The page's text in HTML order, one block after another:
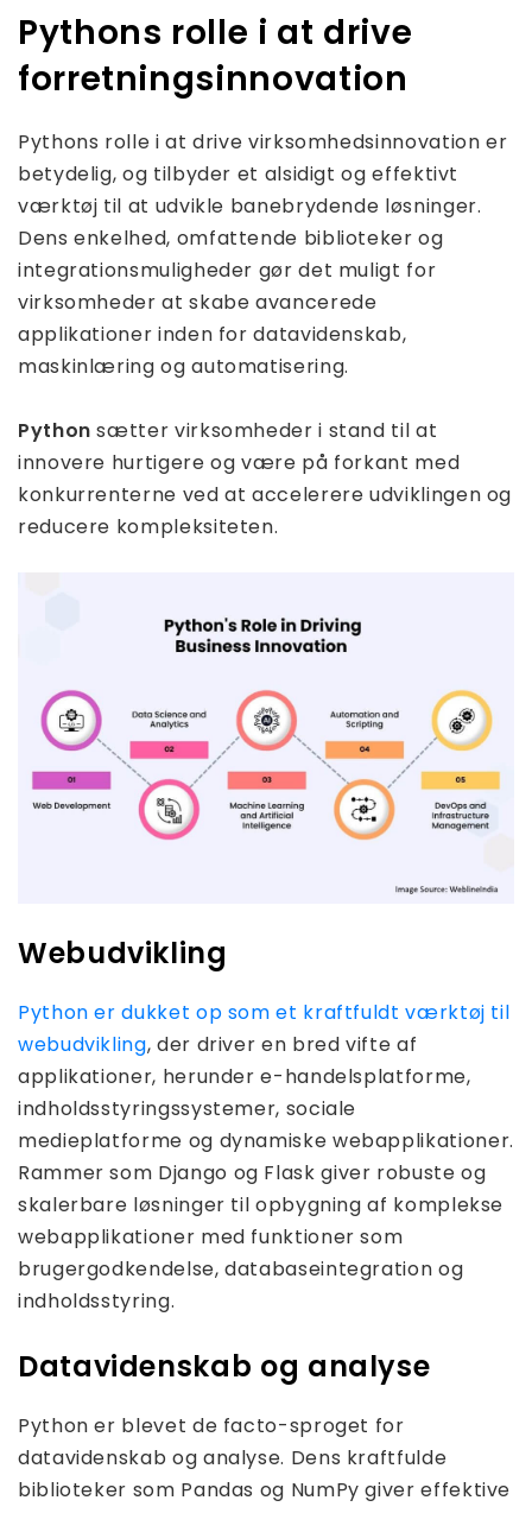
Pythons rolle i at drive
forretningsinnovation
Pythons rolle i at drive virksomhedsinnovation er
betydelig, og tilbyder et alsidigt og effektivt
værktøj til at udvikle banebrydende løsninger.
Dens enkelhed, omfattende biblioteker og
integrationsmuligheder gør det muligt for
virksomheder at skabe avancerede
applikationer inden for datavidenskab,
maskinlæring og automatisering.
Pythonsætter virksomheder i stand til at
innovere hurtigere og være på forkant med
konkurrenterne ved at accelerere udviklingen og
reducere kompleksiteten.
Webudvikling
Python er dukket op som et kraftfuldt værktøj til
webudvikling, der driver en bred vifte af
applikationer, herunder e-handelsplatforme,
indholdsstyringssystemer, sociale
medieplatforme og dynamiske webapplikationer.
Rammer som Django og Flask giver robuste og
skalerbare løsninger til opbygning af komplekse
webapplikationer med funktioner som
brugergodkendelse, databaseintegration og
indholdsstyring.
Datavidenskab og analyse
Python er blevet de facto-sproget for
datavidenskab og analyse. Dens kraftfulde
biblioteker som Pandas og NumPy giver effektive